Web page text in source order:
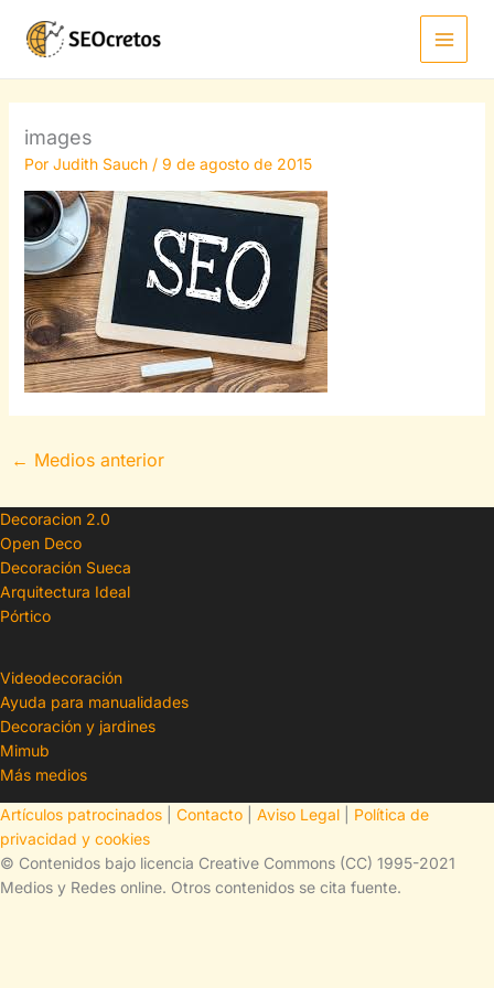
contenido
images
Por Judith Sauch / 9 de agosto de 2015
← Medios anterior
Decoracion 2.0
Open Deco
Decoración Sueca
Arquitectura Ideal
Pórtico
Videodecoración
Ayuda para manualidades
Decoración y jardines
Mimub
Más medios
Artículos patrocinados Contacto Aviso Legal
Política de
privacidad y cookies
© Contenidos bajo licencia Creative Commons (CC) 1995-2021
Medios y Redes online. Otros contenidos se cita fuente.